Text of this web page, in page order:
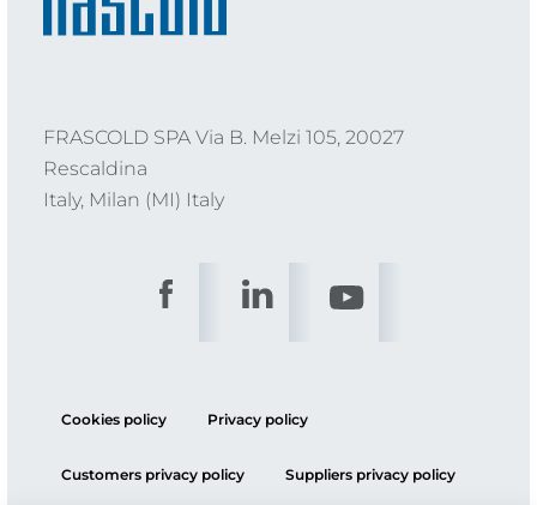
FRASCOLD SPA Via B. Melzi 105, 20027
Rescaldina
Italy, Milan (MI) Italy
Cookies policy Privacy policy
Customers privacy policy Suppliers privacy policy